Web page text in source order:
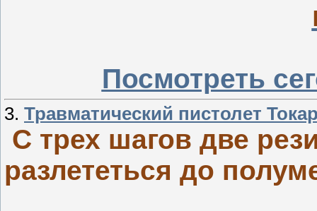
Посмотреть
3. Травматический пистолет
С трех шагов две
разлететься до